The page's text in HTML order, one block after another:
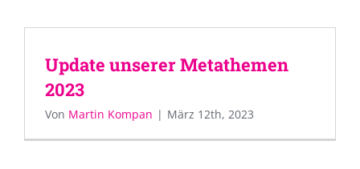
Update unserer Metathemen
2023
Von Martin Kompan | März 12th, 2023